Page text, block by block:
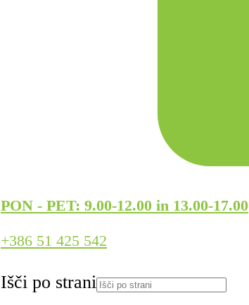
PON - PET: 9.00-12.00 in 13.00-17.00
+386 51 425 542
Išči po strani